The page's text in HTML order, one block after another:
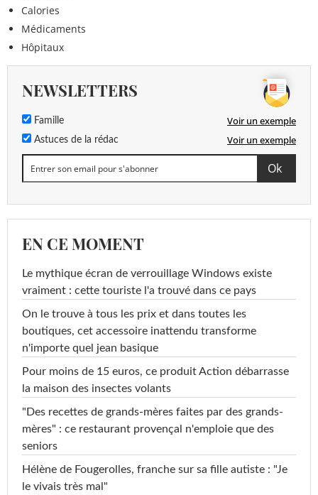
Calories
Médicaments
Hôpitaux
NEWSLETTERS
Famille Voir un exemple
Astuces de la rédac Voir un exemple
EN CE MOMENT
Le mythique écran de verrouillage Windows existe
vraiment : cette touriste l'a trouvé dans ce pays
On le trouve à tous les prix et dans toutes les
boutiques, cet accessoire inattendu transforme
n'importe quel jean basique
Pour moins de 15 euros, ce produit Action débarrasse
la maison des insectes volants
"Des recettes de grands-mères faites par des grands-
mères" : ce restaurant provençal n'emploie que des
seniors
Hélène de Fougerolles, franche sur sa fille autiste : "Je
le vivais très mal"